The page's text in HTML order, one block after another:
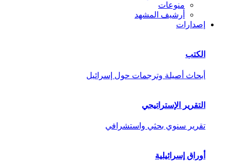
منوعات
أرشيف المشهد
إصدارات
الكتب
أبحاث أصيلة وترجمات حول إسرائيل
التقرير الإستراتيجي
تقرير سنوي بحثي واستشرافي
أوراق إسرائيلية